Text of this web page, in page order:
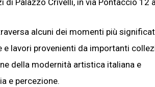
Palazzo Crivelli, in via Pontaccio 12
alcuni dei momenti più
lavori provenienti da importanti
della modernità artistica italiana e
e percezione.